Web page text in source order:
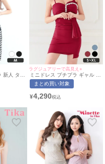
新人 タイ
レス ラウ
身長 胸元
(今井ア
ト
ラグジュアリーで高見え⭐︎
ミニドレス プチプラ ギャル セ
クシー ワンショル 谷間 背中魅
せ ウエストリボン リボン ワイ
ん着用/S~XLサイズ対応) |
まとめ買い対象
¥4,290